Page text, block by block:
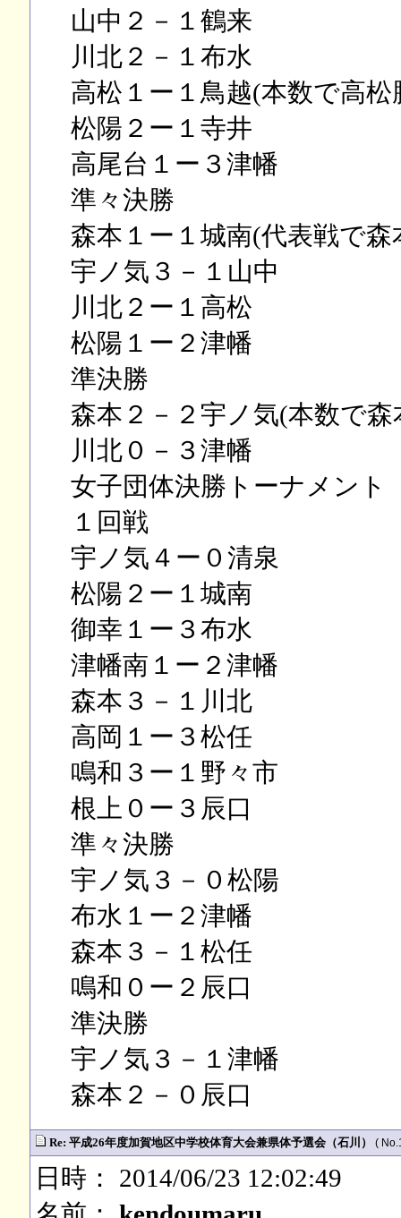
山中２－１鶴来
川北２－１布水
高松１ー１鳥越(本数で高松
松陽２ー１寺井
高尾台１ー３津幡
準々決勝
森本１ー１城南(代表戦で森
宇ノ気３－１山中
川北２ー１高松
松陽１ー２津幡
準決勝
森本２－２宇ノ気(本数で森
川北０－３津幡
女子団体決勝トーナメント
１回戦
宇ノ気４ー０清泉
松陽２ー１城南
御幸１ー３布水
津幡南１ー２津幡
森本３－１川北
高岡１ー３松任
鳴和３ー１野々市
根上０ー３辰口
準々決勝
宇ノ気３－０松陽
布水１ー２津幡
森本３－１松任
鳴和０ー２辰口
準決勝
宇ノ気３－１津幡
森本２－０辰口
Re: 平成26年度加賀地区中学校体育大会兼県体予選会（石川） (
日時： 2014/06/23 12:02:49